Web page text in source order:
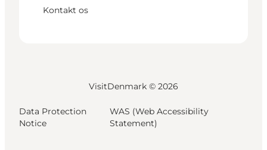
Kontakt os
VisitDenmark © 2026
Data Protection
Notice
WAS (Web Accessibility
Statement)